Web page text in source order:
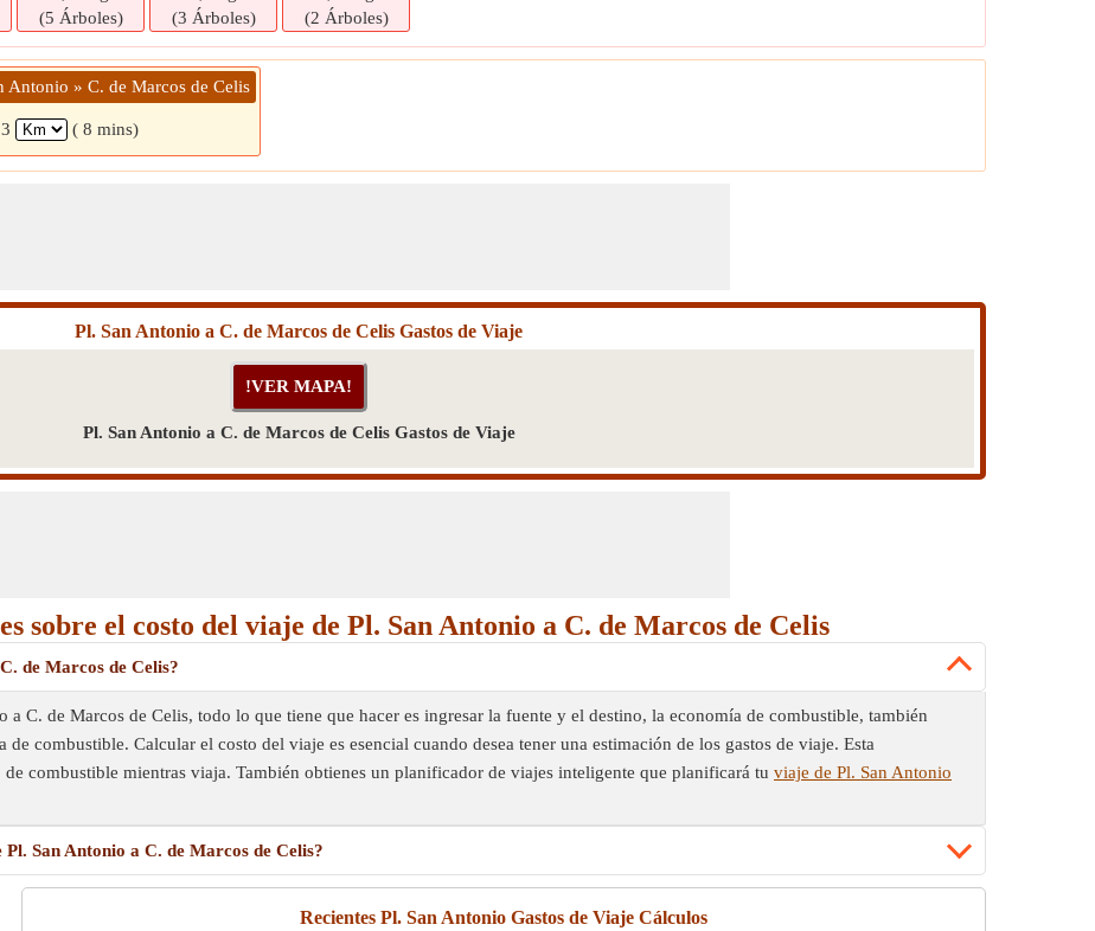
(5 Árboles)
(3 Árboles)
(2 Árboles)
Antonio » C. de Marcos de Celis
3 ( 8 mins)
Pl. San Antonio a C. de Marcos de Celis Gastos de Viaje
Pl. San Antonio a C. de Marcos de Celis Gastos de Viaje
sobre el costo del viaje de Pl. San Antonio a C. de Marcos de Celis
de Marcos de Celis?
a C. de Marcos de Celis, todo lo que tiene que hacer es ingresar la fuente y el destino, la economía de combustible, también
combustible. Calcular el costo del viaje es esencial cuando desea tener una estimación de los gastos de viaje. Esta
combustible mientras viaja. También obtienes un planificador de viajes inteligente que planificará tu viaje de Pl. San Antonio
San Antonio a C. de Marcos de Celis?
Recientes Pl. San Antonio Gastos de Viaje Cálculos